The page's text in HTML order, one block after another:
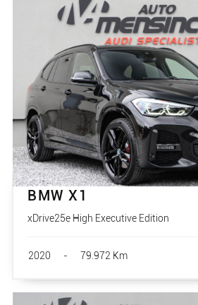
BMW X1
xDrive25e High Executive Edition
2020 - 79.972 Km